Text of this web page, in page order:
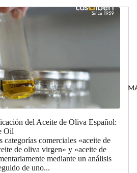
del Aceite de Oliva Español:
Oil
categorías comerciales «aceite de
de oliva virgen» y «aceite de
mediante un análisis
de uno...